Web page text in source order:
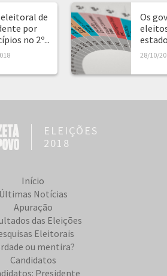
eleitoral de
por
no 2º...
Os
28/10/
ELEIÇÕES
2018
Início
Últimas Notícias
Apuração
das Eleições
Eleitorais
ou mentira?
Candidatos
Presidente